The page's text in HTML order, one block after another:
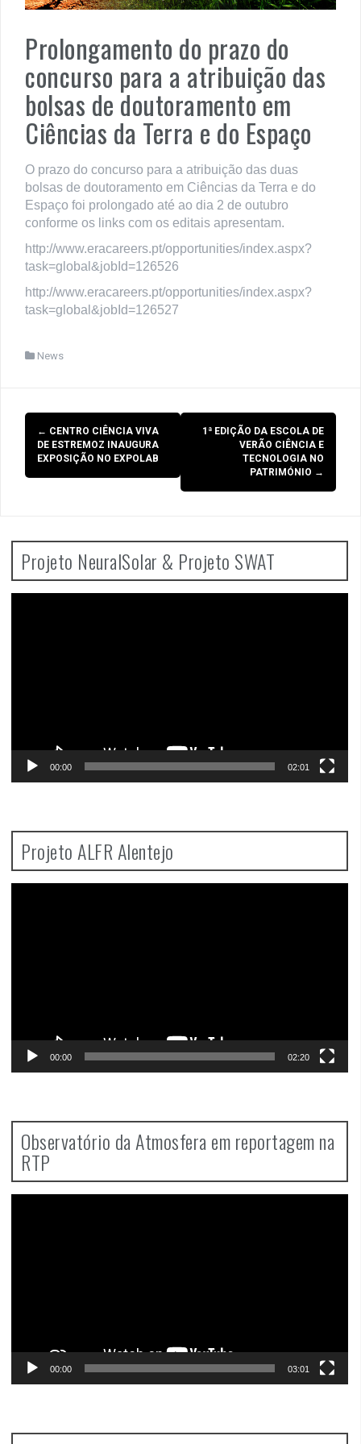
Prolongamento do prazo do
concurso para a atribuição das
bolsas de doutoramento em
Ciências da Terra e do Espaço
O prazo do concurso para a atribuição das duas
bolsas de doutoramento em Ciências da Terra e do
Espaço foi prolongado até ao dia 2 de outubro
conforme os links com os editais apresentam.
http://www.eracareers.pt/opportunities/index.aspx?
task=global&jobId=126526
http://www.eracareers.pt/opportunities/index.aspx?
task=global&jobId=126527
News
Post
navigation
← CENTRO CIÊNCIA VIVA
DE ESTREMOZ INAUGURA
EXPOSIÇÃO NO EXPOLAB
1ª EDIÇÃO DA ESCOLA DE
VERÃO CIÊNCIA E
TECNOLOGIA NO
PATRIMÓNIO →
Projeto NeuralSolar & Projeto SWAT
00:00 02:01
Projeto ALFR Alentejo
00:00 02:20
Observatório da Atmosfera em reportagem na
RTP
00:00 03:01